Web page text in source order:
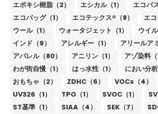
エポキシ樹脂（2）
エシカル（1）
エコパ
エコバッグ（1）
エコテックス®（8）
エ
ウール（1）
ウォータジェット（1）
ウイ
インド（9）
アレルギー（1）
アリールア
アパレル（80）
アニリン（1）
アゾ染料（
わが街自慢（1）
はっ水性（1）
におい分析
おもちゃ（2）
ZDHC（6） VOCs（4）
UV326（1）
TPO（1） SVOC（1）
ST基準（1）
SIAA（4） SEK（7）